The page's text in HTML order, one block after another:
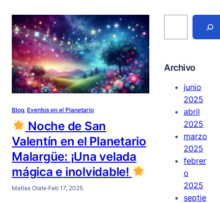
Blog, Eventos en el Planetario
Noche de San
Valentín en el Planetario
Malargüe: ¡Una velada
mágica e inolvidable!
Matías Olate·Feb 17, 2025
S
r
Archivo
junio
2025
abril
2025
marzo
2025
febrer
o
2025
septie